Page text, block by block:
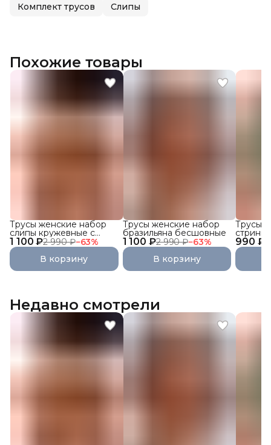
Комплект трусов Слипы
Похожие товары
1 100 ₽2 990 ₽−63%
Трусы женские набор
слипы кружевные с
высокой посадкой 3 шт.
В корзину
1 100 ₽2 990 ₽−63%
Трусы женские набор
бразильяна бесшовные
В корзину
990 ₽
Трусы
Недавно смотрели